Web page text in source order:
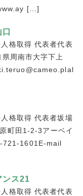
[…]
格取得 代表者代表
周南市大字下上
格取得 代表者坂場
町田1-2-3アーベイ
721-1601E-mail
ンス21
格取得 代表者代表